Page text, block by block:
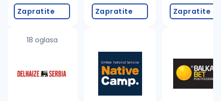
Zapratite
18 oglasa
Zapratite Zapratite